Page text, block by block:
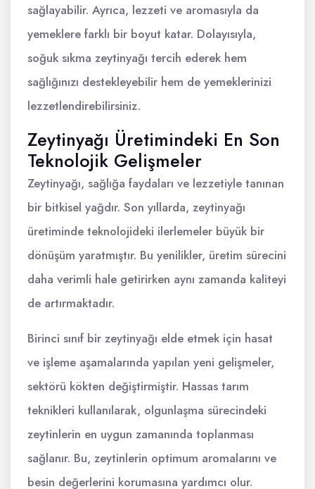
sağlayabilir. Ayrıca, lezzeti ve aromasıyla da
yemeklere farklı bir boyut katar. Dolayısıyla,
soğuk sıkma zeytinyağı tercih ederek hem
sağlığınızı destekleyebilir hem de yemeklerinizi
lezzetlendirebilirsiniz.
Zeytinyağı Üretimindeki En Son
Teknolojik Gelişmeler
Zeytinyağı, sağlığa faydaları ve lezzetiyle tanınan
bir bitkisel yağdır. Son yıllarda, zeytinyağı
üretiminde teknolojideki ilerlemeler büyük bir
dönüşüm yaratmıştır. Bu yenilikler, üretim sürecini
daha verimli hale getirirken aynı zamanda kaliteyi
de artırmaktadır.
Birinci sınıf bir zeytinyağı elde etmek için hasat
ve işleme aşamalarında yapılan yeni gelişmeler,
sektörü kökten değiştirmiştir. Hassas tarım
teknikleri kullanılarak, olgunlaşma sürecindeki
zeytinlerin en uygun zamanında toplanması
sağlanır. Bu, zeytinlerin optimum aromalarını ve
besin değerlerini korumasına yardımcı olur.